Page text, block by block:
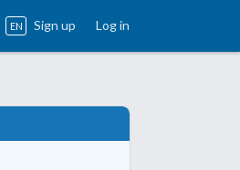
EN Sign up Log in